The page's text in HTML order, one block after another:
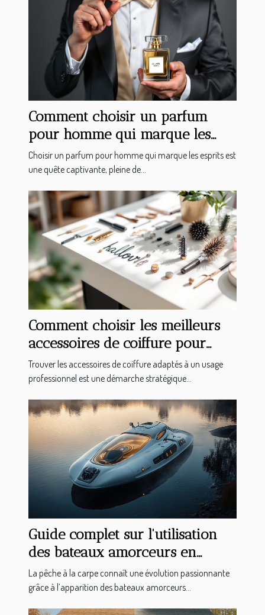
Comment choisir un parfum
pour homme qui marque les
esprits ?
Choisir un parfum pour homme qui marque les esprits est
une quête captivante, pleine de...
Comment choisir les meilleurs
accessoires de coiffure pour
professionnels ?
Trouver les accessoires de coiffure adaptés à un usage
professionnel est une démarche stratégique...
Guide complet sur l'utilisation
des bateaux amorceurs en
pêche à la carpe
La pêche à la carpe connaît une évolution passionnante
grâce à l’apparition des bateaux amorceurs...